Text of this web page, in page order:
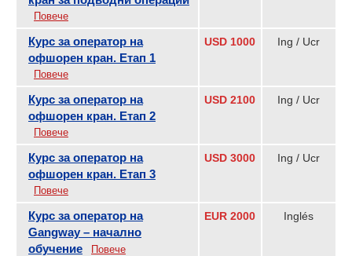
Повече
Курс за оператор на
офшорен кран. Етап 1
Повече
USD 1000 Ing / Ucr
Курс за оператор на
офшорен кран. Етап 2
Повече
USD 2100 Ing / Ucr
Курс за оператор на
офшорен кран. Етап 3
Повече
USD 3000 Ing / Ucr
Курс за оператор на
Gangway – начално
обучение
Повече
EUR 2000 Inglés